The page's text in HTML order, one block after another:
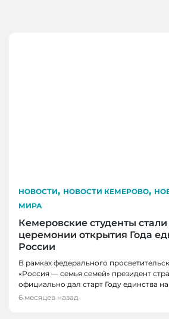
НОВОСТИ, НОВОСТИ КЕМЕРОВО,
МИРА
Кемеровские студенты
церемонии открытия Года
России
В рамках федерального
«Россия — семья семей» президент
официально дал старт Году единства
6 месяцев назад